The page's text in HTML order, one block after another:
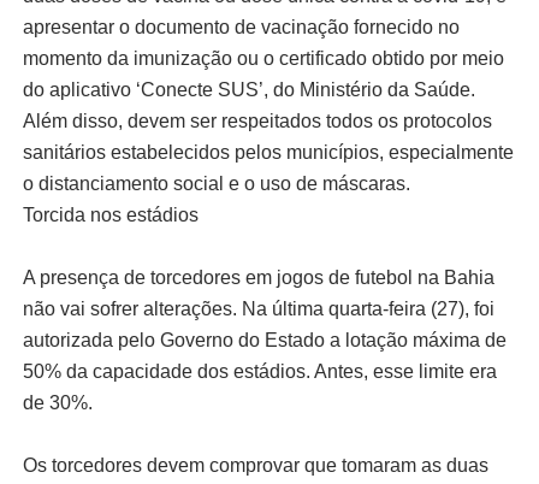
apresentar o documento de vacinação fornecido no
momento da imunização ou o certificado obtido por meio
do aplicativo ‘Conecte SUS’, do Ministério da Saúde.
Além disso, devem ser respeitados todos os protocolos
sanitários estabelecidos pelos municípios, especialmente
o distanciamento social e o uso de máscaras.
Torcida nos estádios
A presença de torcedores em jogos de futebol na Bahia
não vai sofrer alterações. Na última quarta-feira (27), foi
autorizada pelo Governo do Estado a lotação máxima de
50% da capacidade dos estádios. Antes, esse limite era
de 30%.
Os torcedores devem comprovar que tomaram as duas